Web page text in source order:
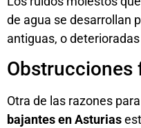
de agua se desarrollan
antiguas, o
Obstrucciones
Otra de las razones
bajantes en Asturias